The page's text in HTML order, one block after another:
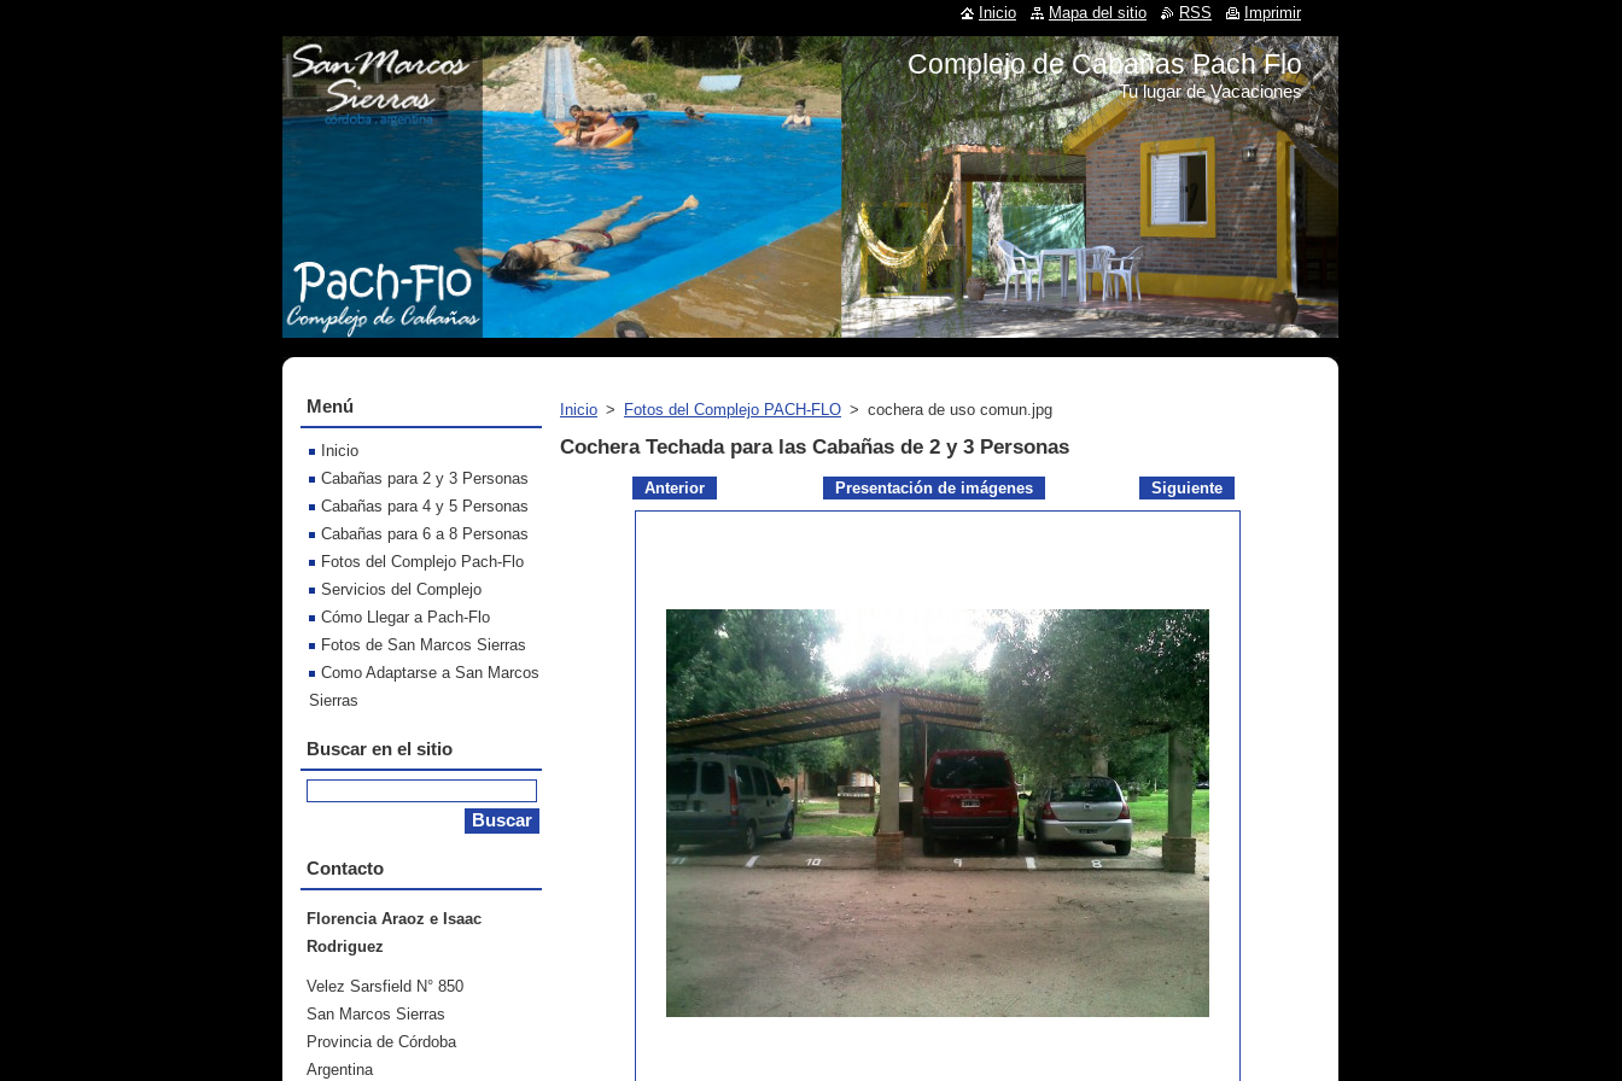
Complejo de Cabañas Pach Flo
Tu lugar de Vacaciones
Inicio > Fotos del Complejo PACH-FLO > cochera de uso comun.jpg
Cochera Techada para las Cabañas de 2 y 3 Personas
Anterior Presentación de imágenes Siguiente
Menú
Inicio
Cabañas para 2 y 3 Personas
Cabañas para 4 y 5 Personas
Cabañas para 6 a 8 Personas
Fotos del Complejo Pach-Flo
Servicios del Complejo
Cómo Llegar a Pach-Flo
Fotos de San Marcos Sierras
Como Adaptarse a San Marcos
Sierras
Buscar en el sitio
Contacto
Florencia Araoz e Isaac
Rodriguez
Velez Sarsfield N° 850
San Marcos Sierras
Provincia de Córdoba
Argentina
Inicio Mapa del sitio RSS Imprimir